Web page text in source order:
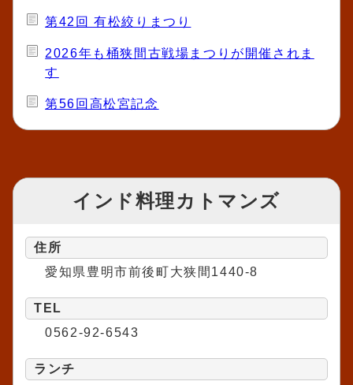
第42回 有松絞りまつり
2026年も桶狭間古戦場まつりが開催されま
す
第56回高松宮記念
インド料理カトマンズ
住所
愛知県豊明市前後町大狭間1440-8
TEL
0562-92-6543
ランチ